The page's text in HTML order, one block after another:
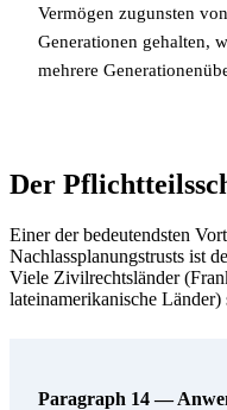
Vermögen zugunsten
Generationen gehalten,
mehrere
Der
Einer der bedeutendsten
Nachlassplanungstrusts ist
Viele Zivilrechtsländer
lateinamerikanische
Paragraph 14 —